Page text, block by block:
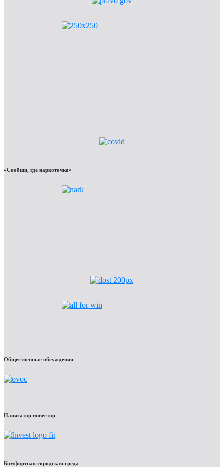
«Сообщи, где наркоточка»
Общественные обсуждения
Навигатор инвестор
Комфортная городская среда